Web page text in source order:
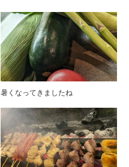
暑くなってきましたね